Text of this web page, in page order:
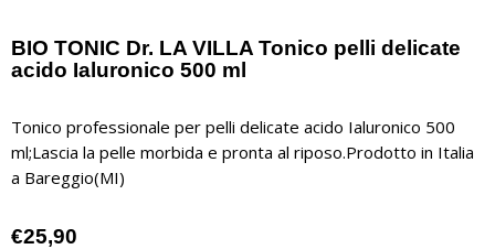
BIO TONIC Dr. LA VILLA Tonico pelli delicate
acido Ialuronico 500 ml
Tonico professionale per pelli delicate acido Ialuronico 500
ml;Lascia la pelle morbida e pronta al riposo.Prodotto in Italia
a Bareggio(MI)
€25,90